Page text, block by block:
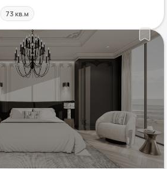
73 кв.м